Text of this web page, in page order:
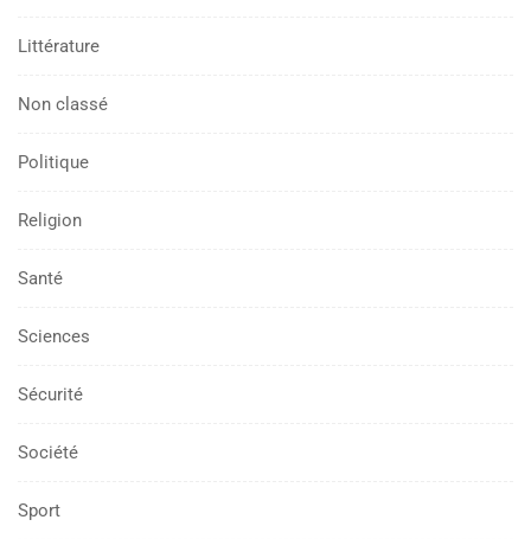
Littérature
Non classé
Politique
Religion
Santé
Sciences
Sécurité
Société
Sport